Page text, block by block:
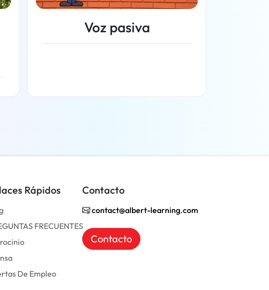
Voz pasiva
Rápidos
FRECUENTES
De Empleo
Contacto
contact@albert-learning.com
Contacto